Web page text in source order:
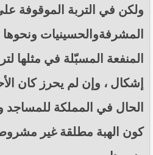
ولكن في التربة الموقوفة
المشرفةوالحسينيات
المنفعة المسبّلة في مثلها
إشكال ، وإن لم يحرز كان
الحال في المملكة للمساجد
كون الهبة مطلقة غير مشروطة